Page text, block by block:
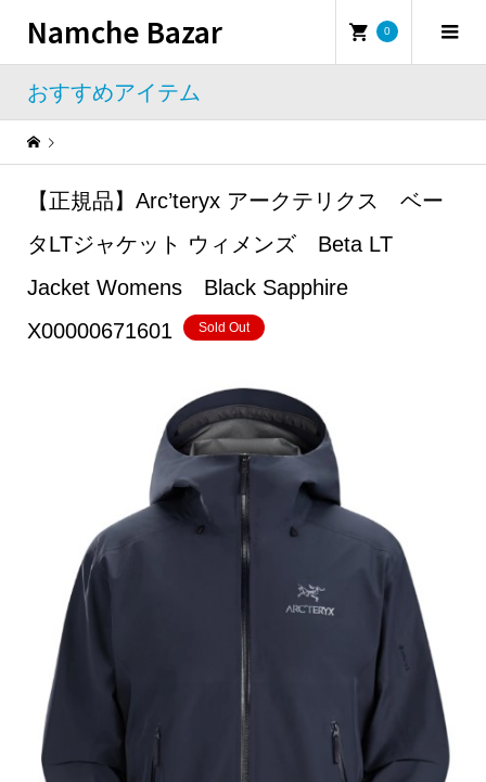
Namche Bazar 0
おすすめアイテム
Warning : Undefined property: WP_Error::$name in
【正規品】Arc’teryx アークテリクス ベー
タLTジャケット ウィメンズ Beta LT
Jacket Womens Black Sapphire
X00000671601
Sold Out